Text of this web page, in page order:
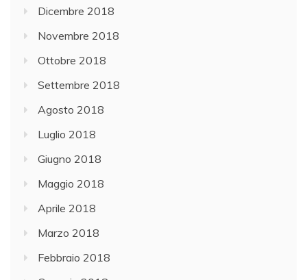
Dicembre 2018
Novembre 2018
Ottobre 2018
Settembre 2018
Agosto 2018
Luglio 2018
Giugno 2018
Maggio 2018
Aprile 2018
Marzo 2018
Febbraio 2018